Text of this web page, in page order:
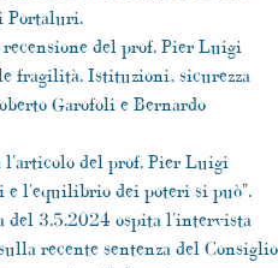
Portaluri.
del prof. Pier Luigi
fragilità. Istituzioni, sicurezza
Garofoli e Bernardo
del prof. Pier Luigi
l'equilibrio dei poteri si può".
del 3.5.2024 ospita l'intervista
recente sentenza del Consiglio